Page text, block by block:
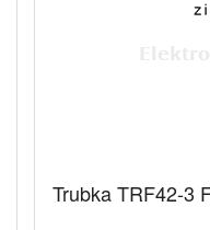
Trubka TRF42-3